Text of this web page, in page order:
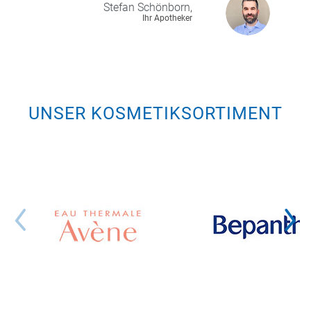
Stefan Schönborn,
Ihr Apotheker
UNSER KOSMETIKSORTIMENT